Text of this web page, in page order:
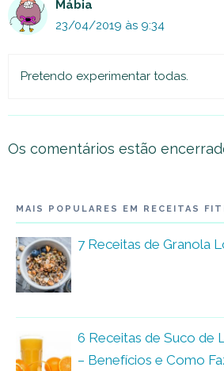
Mábia
23/04/2019 às 9:34
Pretendo experimentar todas.
Os comentários estão
MAIS POPULARES EM RECEITAS
7 Receitas de Granola
6 Receitas de Suco de
– Benefícios e Como